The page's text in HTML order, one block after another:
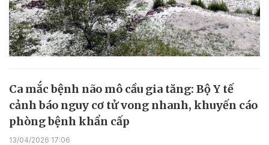
Ca mắc bệnh não mô cầu gia tăng: Bộ Y tế
cảnh báo nguy cơ tử vong nhanh, khuyến cáo
phòng bệnh khẩn cấp
13/04/2026 17:06